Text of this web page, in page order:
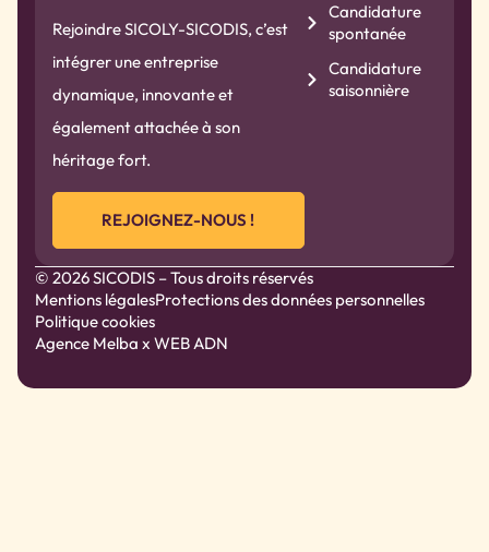
Rejoindre SICOLY-SICODIS, c’est
intégrer une entreprise
dynamique, innovante et
également attachée à son
héritage fort.
REJOIGNEZ-NOUS !
Candidature
spontanée
Candidature
saisonnière
© 2026 SICODIS – Tous droits réservés
Mentions légalesProtections des données personnelles
Politique cookies
Agence Melba x WEB ADN